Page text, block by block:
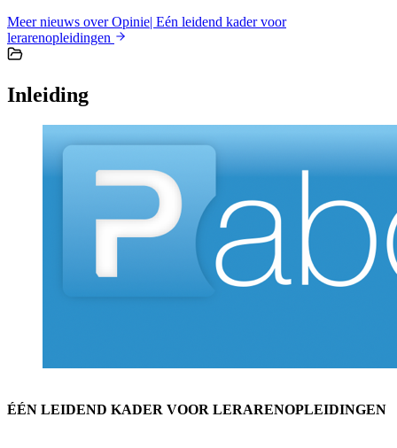
Meer nieuws over Opinie| Eén leidend kader voor
lerarenopleidingen
Inleiding
ÉÉN LEIDEND KADER VOOR LERARENOPLEIDINGEN